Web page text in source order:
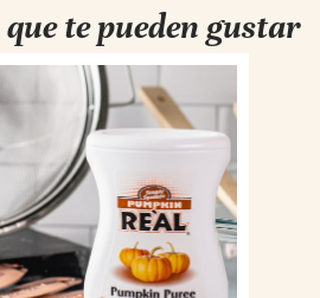
te pueden gustar